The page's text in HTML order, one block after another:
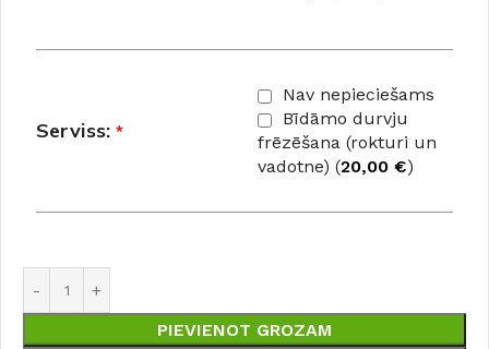
Serviss: *
Nav nepieciešams
Bīdāmo durvju
frēzēšana (rokturi un
vadotne) (20,00 €)
PIEVIENOT GROZAM